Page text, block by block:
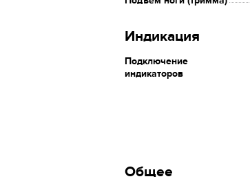
Индикация
Подключение
индикаторов
Общее